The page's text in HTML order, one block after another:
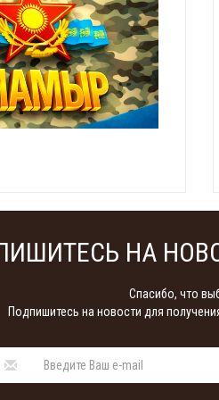
НА
Спасибо, что
Подпишитесь на новости для